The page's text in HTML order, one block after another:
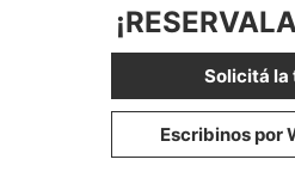
Solicitá la
Escribinos por